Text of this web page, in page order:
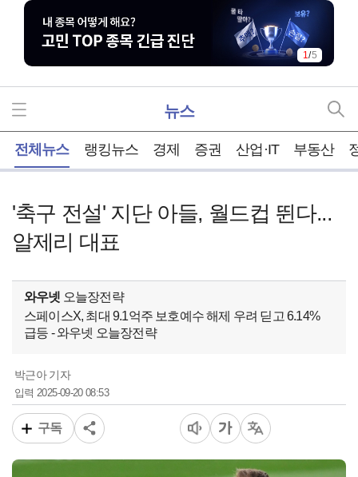
1/5
뉴스
전체뉴스 랭킹뉴스 경제 증권 산업·IT 부동산
'축구 전설' 지단 아들, 월드컵 뛴다...
알제리 대표
와우넷 오늘장전략
스페이스X, 최대 9.1억주 보호예수 해제 우려 딛고 6.14%
급등 - 와우넷 오늘장전략
박근아 기자
입력2025-09-20 08:53
구독